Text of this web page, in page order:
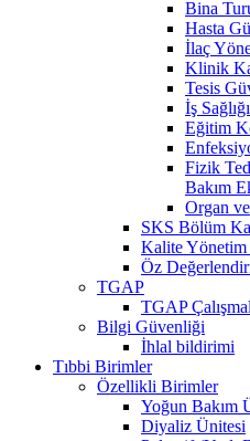
Bina
Hasta
İlaç
Klinik
Tesis
İş
Eğitim
Fizik
Bakım
Organ
SKS Bölüm
Kalite Yönetim
Öz
TGAP
TGAP
Bilgi Güvenliği
İhlal bildirimi
Tıbbi Birimler
Özellikli Birimler
Yoğun Bakım
Diyaliz Ünitesi